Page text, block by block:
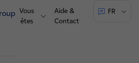
Vous
êtes
Aide &
Contact
FR